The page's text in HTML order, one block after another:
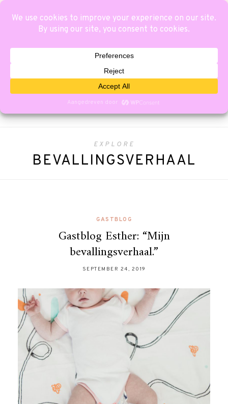
EXPLORE
BEVALLINGSVERHAAL
GASTBLOG
Gastblog Esther: “Mijn
bevallingsverhaal.”
SEPTEMBER 24, 2019